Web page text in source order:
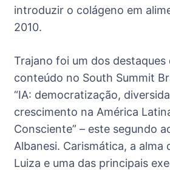
introduzir o colágeno em
2010.
Trajano foi um dos destaques
conteúdo no South Summit
“IA: democratização,
crescimento na América
Consciente” – este segundo
Albanesi. Carismática, a alma
Luiza e uma das principais